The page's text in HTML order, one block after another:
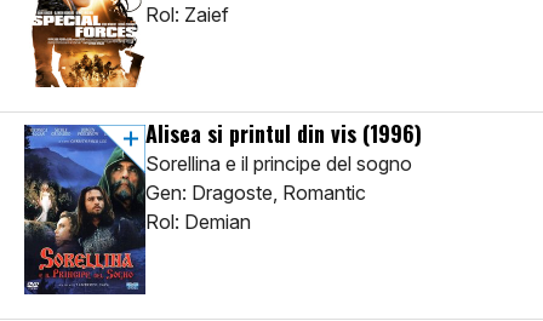
Rol: Zaief
Alisea si printul din vis (1996)
Sorellina e il principe del sogno
Gen: Dragoste, Romantic
Rol: Demian